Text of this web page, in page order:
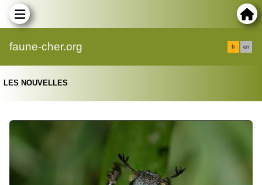
faune-cher.org fr en
LES NOUVELLES